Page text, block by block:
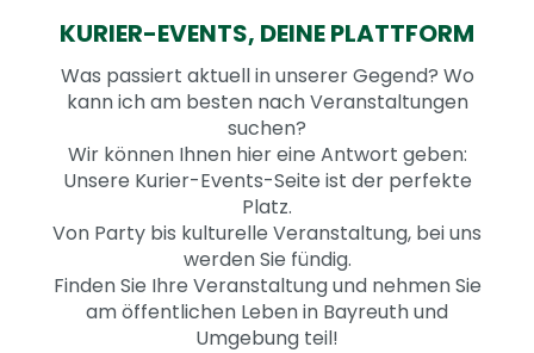
KURIER-EVENTS, DEINE PLATTFORM
Was passiert aktuell in unserer Gegend? Wo
kann ich am besten nach Veranstaltungen
suchen?
Wir können Ihnen hier eine Antwort geben:
Unsere Kurier-Events-Seite ist der perfekte
Platz.
Von Party bis kulturelle Veranstaltung, bei uns
werden Sie fündig.
Finden Sie Ihre Veranstaltung und nehmen Sie
am öffentlichen Leben in Bayreuth und
Umgebung teil!